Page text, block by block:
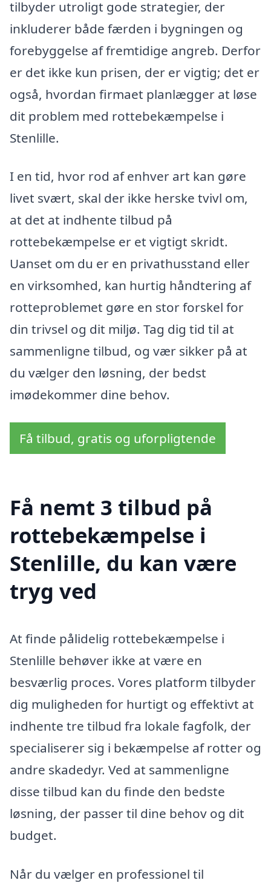
tilbyder utroligt gode strategier, der
inkluderer både færden i bygningen og
forebyggelse af fremtidige angreb. Derfor
er det ikke kun prisen, der er vigtig; det er
også, hvordan firmaet planlægger at løse
dit problem med rottebekæmpelse i
Stenlille.
I en tid, hvor rod af enhver art kan gøre
livet svært, skal der ikke herske tvivl om,
at det at indhente tilbud på
rottebekæmpelse er et vigtigt skridt.
Uanset om du er en privathusstand eller
en virksomhed, kan hurtig håndtering af
rotteproblemet gøre en stor forskel for
din trivsel og dit miljø. Tag dig tid til at
sammenligne tilbud, og vær sikker på at
du vælger den løsning, der bedst
imødekommer dine behov.
Få tilbud, gratis og uforpligtende
Få nemt 3 tilbud på
rottebekæmpelse i
Stenlille, du kan være
tryg ved
At finde pålidelig rottebekæmpelse i
Stenlille behøver ikke at være en
besværlig proces. Vores platform tilbyder
dig muligheden for hurtigt og effektivt at
indhente tre tilbud fra lokale fagfolk, der
specialiserer sig i bekæmpelse af rotter og
andre skadedyr. Ved at sammenligne
disse tilbud kan du finde den bedste
løsning, der passer til dine behov og dit
budget.
Når du vælger en professionel til